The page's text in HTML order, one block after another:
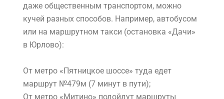
даже общественным транспортом, можно
кучей разных способов. Например, автобусом
или на маршрутном такси (остановка «Дачи»
в Юрлово):
От метро «Пятницкое шоссе» туда едет
маршрут №479м (7 минут в пути);
От метро «Митино» подойдут маршруты